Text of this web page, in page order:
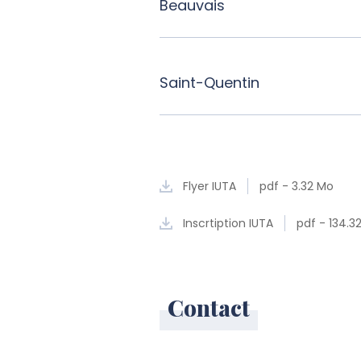
Beauvais
Saint-Quentin
Flyer IUTA pdf - 3.32 Mo
Inscrtiption IUTA pdf -
Contact